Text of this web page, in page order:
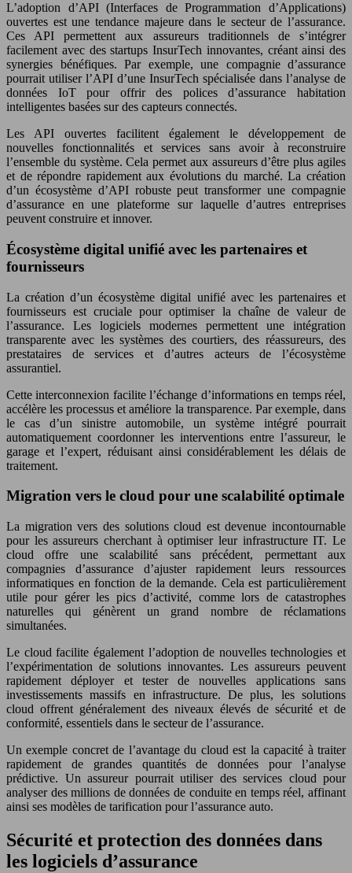
L’adoption d’API (Interfaces de Programmation d’Applications)
ouvertes est une tendance majeure dans le secteur de l’assurance.
Ces API permettent aux assureurs traditionnels de s’intégrer
facilement avec des startups InsurTech innovantes, créant ainsi des
synergies bénéfiques. Par exemple, une compagnie d’assurance
pourrait utiliser l’API d’une InsurTech spécialisée dans l’analyse de
données IoT pour offrir des polices d’assurance habitation
intelligentes basées sur des capteurs connectés.
Les API ouvertes facilitent également le développement de
nouvelles fonctionnalités et services sans avoir à reconstruire
l’ensemble du système. Cela permet aux assureurs d’être plus agiles
et de répondre rapidement aux évolutions du marché. La création
d’un écosystème d’API robuste peut transformer une compagnie
d’assurance en une plateforme sur laquelle d’autres entreprises
peuvent construire et innover.
Écosystème digital unifié avec les partenaires et
fournisseurs
La création d’un écosystème digital unifié avec les partenaires et
fournisseurs est cruciale pour optimiser la chaîne de valeur de
l’assurance. Les logiciels modernes permettent une intégration
transparente avec les systèmes des courtiers, des réassureurs, des
prestataires de services et d’autres acteurs de l’écosystème
assurantiel.
Cette interconnexion facilite l’échange d’informations en temps réel,
accélère les processus et améliore la transparence. Par exemple, dans
le cas d’un sinistre automobile, un système intégré pourrait
automatiquement coordonner les interventions entre l’assureur, le
garage et l’expert, réduisant ainsi considérablement les délais de
traitement.
Migration vers le cloud pour une scalabilité optimale
La migration vers des solutions cloud est devenue incontournable
pour les assureurs cherchant à optimiser leur infrastructure IT. Le
cloud offre une scalabilité sans précédent, permettant aux
compagnies d’assurance d’ajuster rapidement leurs ressources
informatiques en fonction de la demande. Cela est particulièrement
utile pour gérer les pics d’activité, comme lors de catastrophes
naturelles qui génèrent un grand nombre de réclamations
simultanées.
Le cloud facilite également l’adoption de nouvelles technologies et
l’expérimentation de solutions innovantes. Les assureurs peuvent
rapidement déployer et tester de nouvelles applications sans
investissements massifs en infrastructure. De plus, les solutions
cloud offrent généralement des niveaux élevés de sécurité et de
conformité, essentiels dans le secteur de l’assurance.
Un exemple concret de l’avantage du cloud est la capacité à traiter
rapidement de grandes quantités de données pour l’analyse
prédictive. Un assureur pourrait utiliser des services cloud pour
analyser des millions de données de conduite en temps réel, affinant
ainsi ses modèles de tarification pour l’assurance auto.
Sécurité et protection des données dans
les logiciels d’assurance